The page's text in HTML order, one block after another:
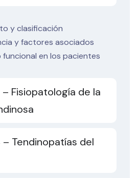
y clasificación
y factores asociados
en los pacientes
Fisiopatología de la
– Tendinopatías del